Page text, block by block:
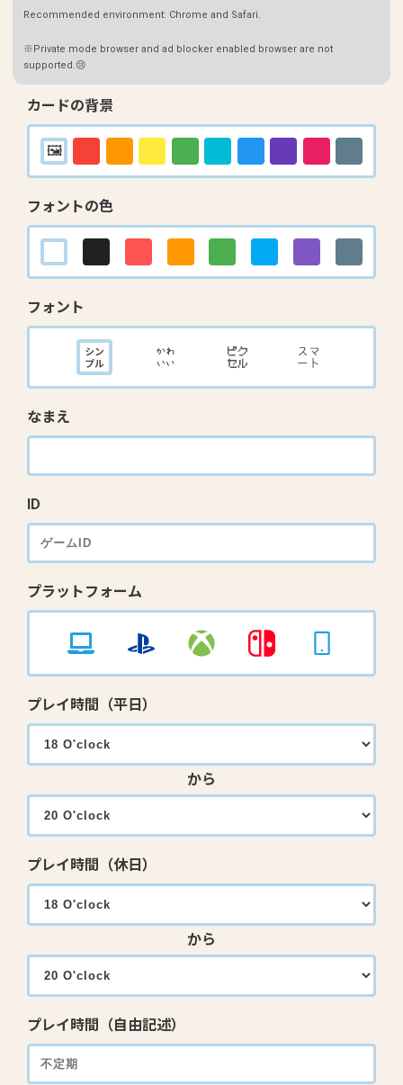
Recommended environment: Chrome and Safari.
※Private mode browser and ad blocker enabled browser are not
supported.😢
カードの背景
フォントの色
フォント
なまえ
ID
プラットフォーム
プレイ時間（平日）
から
プレイ時間（休日）
から
プレイ時間（自由記述）